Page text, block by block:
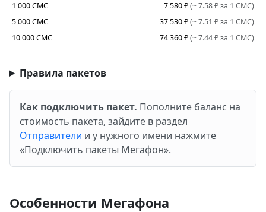
1 000 СМС
7 580 ₽(~ 7.58 ₽ за 1 СМС)
5 000 СМС
37 530 ₽(~ 7.51 ₽ за 1 СМС)
10 000 СМС
74 360 ₽(~ 7.44 ₽ за 1 СМС)
Правила пакетов
Как подключить пакет. Пополните баланс на
стоимость пакета, зайдите в раздел
Отправители и у нужного имени нажмите
«Подключить пакеты Мегафон».
Особенности Мегафона